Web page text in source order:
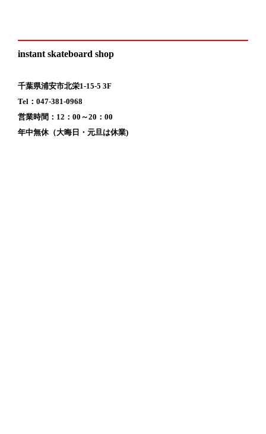
instant skateboard shop
千葉県浦安市北栄1-15-5 3F
Tel：047-381-0968
営業時間：12：00～20：00
年中無休（大晦日・元旦は休業)